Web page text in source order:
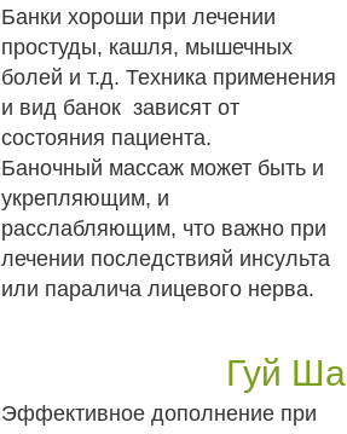
Банки хороши при лечении
простуды, кашля, мышечных
болей и т.д. Техника применения
и вид банок зависят от
состояния пациента.
Баночный массаж может быть и
укрепляющим, и
расслабляющим, что важно при
лечении последствияй инсульта
или паралича лицевого нерва.
Гуй Ша
Эффективное дополнение при